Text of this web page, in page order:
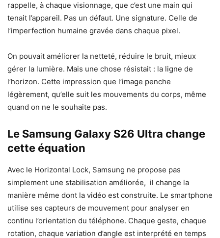
rappelle, à chaque visionnage, que c’est une main qui
tenait l’appareil. Pas un défaut. Une signature. Celle de
l’imperfection humaine gravée dans chaque pixel.
On pouvait améliorer la netteté, réduire le bruit, mieux
gérer la lumière. Mais une chose résistait : la ligne de
l’horizon. Cette impression que l’image penche
légèrement, qu’elle suit les mouvements du corps, même
quand on ne le souhaite pas.
Le Samsung Galaxy S26 Ultra change
cette équation
Avec le Horizontal Lock, Samsung ne propose pas
simplement une stabilisation améliorée, il change la
manière même dont la vidéo est construite. Le smartphone
utilise ses capteurs de mouvement pour analyser en
continu l’orientation du téléphone. Chaque geste, chaque
rotation, chaque variation d’angle est interprété en temps